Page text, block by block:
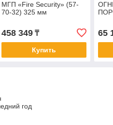
МГП «Fire Security» (57-
70-32) 325 мм
458 349₸
Купить
65
год